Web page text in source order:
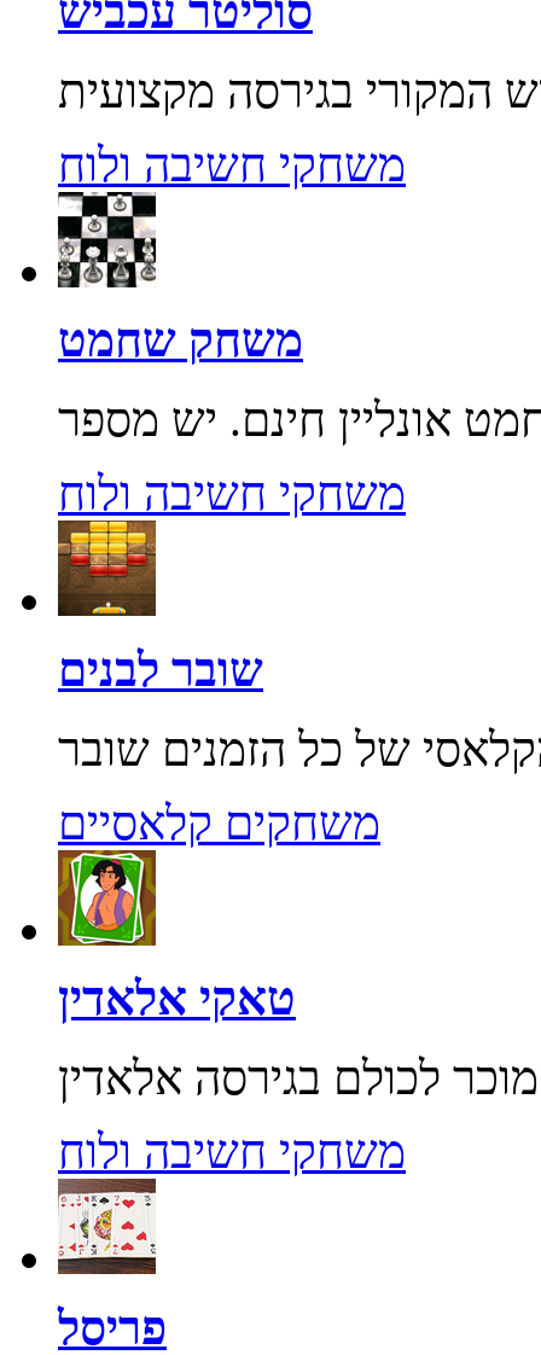
סוליטר עכביש
משחקי חשיבה ולוח
משחק שחמט
משחקי חשיבה ולוח
שובר לבנים
משחקים קלאסיים
טאקי אלאדין
משחקי חשיבה ולוח
פריסל